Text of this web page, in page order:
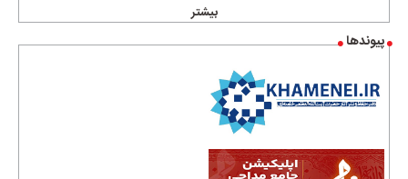
بیشتر
پیوندها